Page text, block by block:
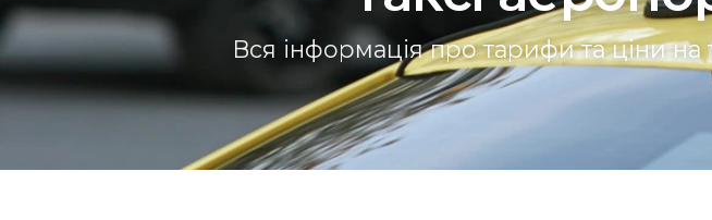
Вся інформація про тарифи та ціни на